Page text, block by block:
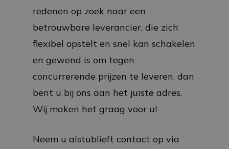
redenen op zoek naar een
betrouwbare leverancier, die zich
flexibel opstelt en snel kan schakelen
en gewend is om tegen
concurrerende prijzen te leveren, dan
bent u bij ons aan het juiste adres.
Wij maken het graag voor u!
Neem u alstublieft contact op via